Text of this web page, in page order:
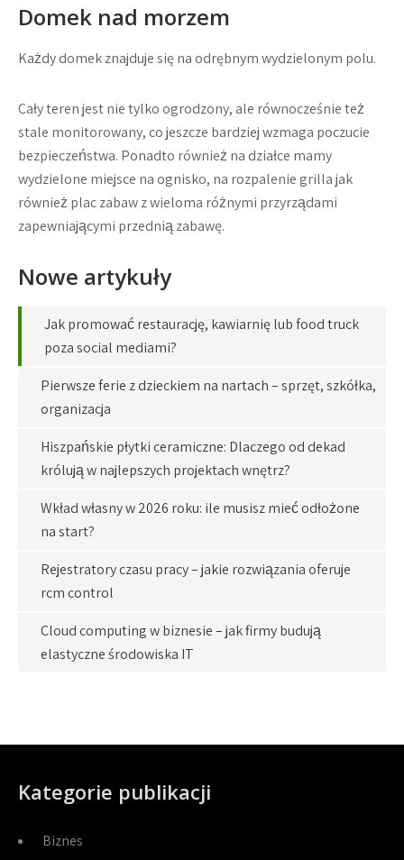
Domek nad morzem
Każdy domek znajduje się na odrębnym wydzielonym polu.
Cały teren jest nie tylko ogrodzony, ale równocześnie też
stale monitorowany, co jeszcze bardziej wzmaga poczucie
bezpieczeństwa. Ponadto również na działce mamy
wydzielone miejsce na ognisko, na rozpalenie grilla jak
również plac zabaw z wieloma różnymi przyrządami
zapewniającymi przednią zabawę.
Nowe artykuły
Jak promować restaurację, kawiarnię lub food truck
poza social mediami?
Pierwsze ferie z dzieckiem na nartach – sprzęt, szkółka,
organizacja
Hiszpańskie płytki ceramiczne: Dlaczego od dekad
królują w najlepszych projektach wnętrz?
Wkład własny w 2026 roku: ile musisz mieć odłożone
na start?
Rejestratory czasu pracy – jakie rozwiązania oferuje
rcm control
Cloud computing w biznesie – jak firmy budują
elastyczne środowiska IT
Kategorie publikacji
Biznes